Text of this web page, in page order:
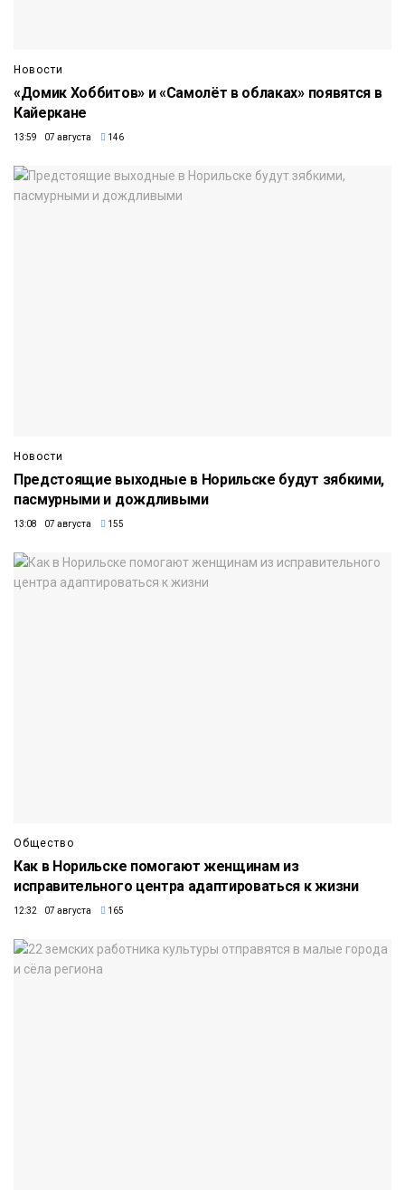
Новости
«Домик Хоббитов» и «Самолёт в облаках» появятся в
Кайеркане
13:59 07 августа 146
Новости
Предстоящие выходные в Норильске будут зябкими,
пасмурными и дождливыми
13:08 07 августа 155
Общество
Как в Норильске помогают женщинам из
исправительного центра адаптироваться к жизни
12:32 07 августа 165